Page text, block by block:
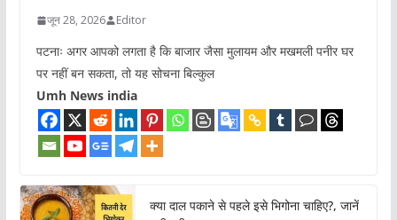
जून 28, 2026 Editor
पटनाः अगर आपको लगता है कि बाजार जैसा मुलायम और मखमली पनीर घर
पर नहीं बन सकता, तो यह सोचना बिल्कुल
Umh News india
क्या दाल पकाने से पहले इसे भिगोना चाहिए?, जानें